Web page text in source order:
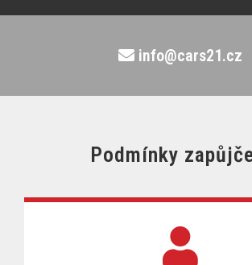
info@cars21.cz
Podmínky